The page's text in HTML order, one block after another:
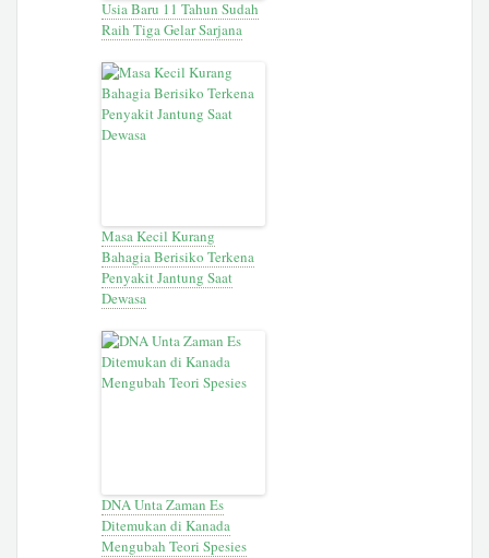
Usia Baru 11 Tahun Sudah
Raih Tiga Gelar Sarjana
Masa Kecil Kurang
Bahagia Berisiko Terkena
Penyakit Jantung Saat
Dewasa
DNA Unta Zaman Es
Ditemukan di Kanada
Mengubah Teori Spesies